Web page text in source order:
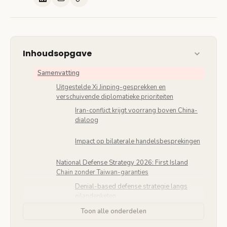
Inhoudsopgave
Samenvatting
Uitgestelde Xi Jinping-gesprekken en
verschuivende diplomatieke prioriteiten
Iran-conflict krijgt voorrang boven China-
dialoog
Impact op bilaterale handelsbesprekingen
National Defense Strategy 2026: First Island
Chain zonder Taiwan-garanties
Denial-based defense strategie langs
Toon alle onderdelen